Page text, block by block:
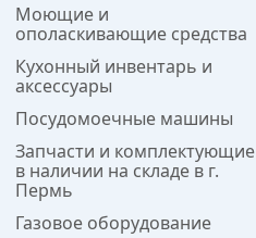
Моющие и
ополаскивающие средства
Кухонный инвентарь и
аксессуары
Посудомоечные машины
Запчасти и комплектующие
в наличии на складе в г.
Пермь
Газовое оборудование